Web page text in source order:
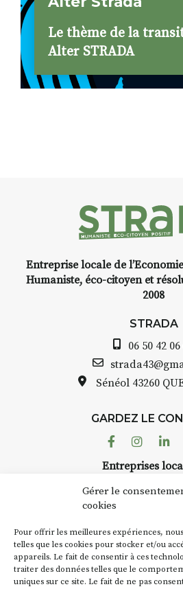
Gérer le
cookies
Pour offrir les meilleures expériences,
telles que les cookies pour stocker et/ou
appareils. Le fait de consentir à ces
traiter des données telles que le
uniques sur ce site. Le fait de ne pas
Le thème de la
Alter STRADA
Entreprise locale de
Humaniste, éco-citoyen et
2008
STRADA
06 50 42 06
Sénéol 43260
GARDEZ LE
Facebook
Entreprises
Suivez toute l'actu